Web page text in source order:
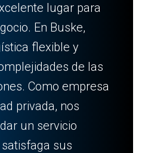
lugar para
En Buske,
flexible y
de las
Como empresa
privada, nos
un servicio
sus